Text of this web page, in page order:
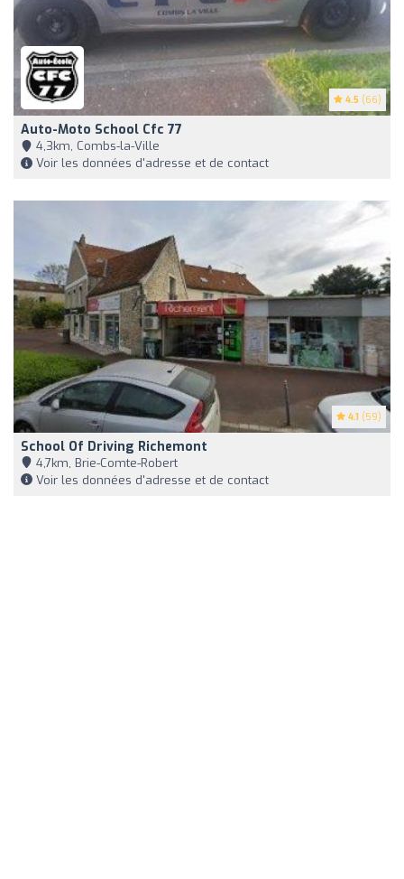
4.5 (66)
Auto-Moto School Cfc 77
4,3km, Combs-la-Ville
Voir les données d'adresse et de contact
4.1 (59)
School Of Driving Richemont
4,7km, Brie-Comte-Robert
Voir les données d'adresse et de contact